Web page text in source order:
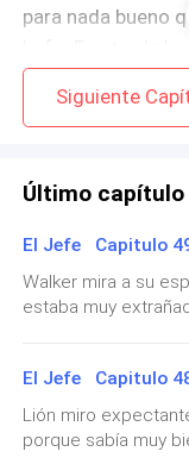
para nada bueno
Al dar la vuelta
coche se baja un
hacia atrás ante
El manganzón se
Luego de un
metálica.
Siguiente
Último capítulo
El Jefe Capitulo
Walker mira a su
estaba muy
— Lo supe esta
de confusión de su
tenido varios
hice un test, y salió
El Jefe Capitulo
Lión miro
porque sabía muy